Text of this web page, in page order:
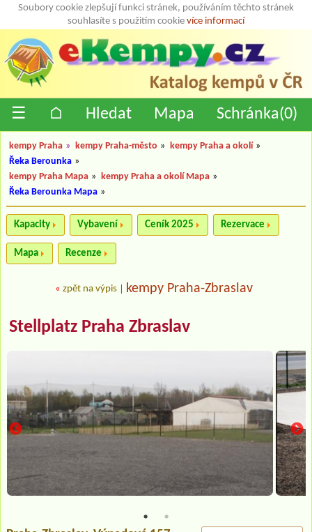
Soubory cookie zlepšují funkci stránek, používáním těchto stránek
souhlasíte s použitím cookie více informací
☰ ⌂ Hledat Mapa Schránka(0)
kempy Praha » kempy Praha-město » kempy Praha a okolí »
Řeka Berounka »
kempy Praha Mapa » kempy Praha a okolí Mapa »
Řeka Berounka Mapa »
Kapacity Vybavení Ceník 2025 Rezervace
Mapa Recenze
« zpět na výpis kempy Praha-Zbraslav
Stellplatz Praha Zbraslav